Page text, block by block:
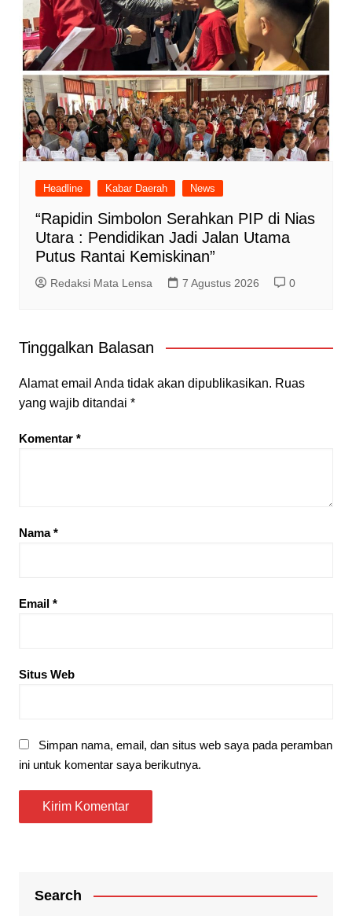
Headline Kabar Daerah News
“Rapidin Simbolon Serahkan PIP di Nias
Utara : Pendidikan Jadi Jalan Utama
Putus Rantai Kemiskinan”
Redaksi Mata Lensa 7 Agustus 2026 0
Tinggalkan Balasan
Alamat email Anda tidak akan dipublikasikan. Ruas
yang wajib ditandai *
Komentar *
Nama*
Email *
Situs Web
Simpan nama, email, dan situs web saya pada peramban
ini untuk komentar saya berikutnya.
Search